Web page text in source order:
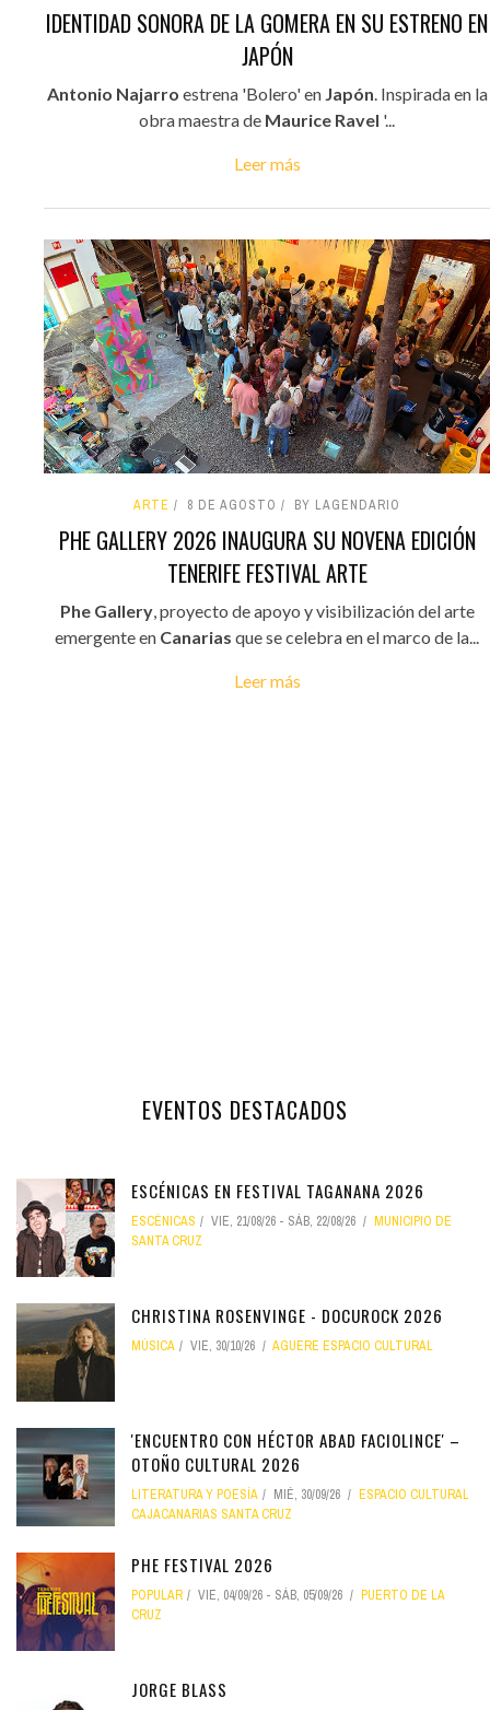
IDENTIDAD SONORA DE LA GOMERA EN SU ESTRENO EN
JAPÓN
Antonio Najarro estrena 'Bolero' en Japón. Inspirada en la
obra maestra de Maurice Ravel '...
Leer más
ARTE 8 DE AGOSTO BY LAGENDARIO
PHE GALLERY 2026 INAUGURA SU NOVENA EDICIÓN
TENERIFE FESTIVAL ARTE
Phe Gallery, proyecto de apoyo y visibilización del arte
emergente en Canarias que se celebra en el marco de la...
Leer más
EVENTOS DESTACADOS
ESCÉNICAS EN FESTIVAL TAGANANA 2026
ESCÉNICAS VIE, 21/08/26 - SÁB, 22/08/26
MUNICIPIO DE
SANTA CRUZ
CHRISTINA ROSENVINGE - DOCUROCK 2026
MÚSICA VIE, 30/10/26 AGUERE ESPACIO CULTURAL
'ENCUENTRO CON HÉCTOR ABAD FACIOLINCE' –
OTOÑO CULTURAL 2026
LITERATURA Y POESÍA MIÉ, 30/09/26
ESPACIO CULTURAL
CAJACANARIAS SANTA CRUZ
PHE FESTIVAL 2026
POPULAR VIE, 04/09/26 - SÁB, 05/09/26
PUERTO DE LA
CRUZ
JORGE BLASS